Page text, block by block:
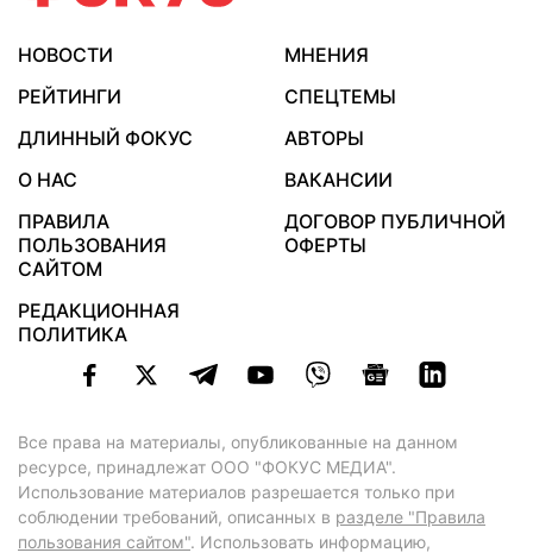
НОВОСТИ
МНЕНИЯ
РЕЙТИНГИ
СПЕЦТЕМЫ
ДЛИННЫЙ ФОКУС
АВТОРЫ
О НАС
ВАКАНСИИ
ПРАВИЛА
ПОЛЬЗОВАНИЯ
САЙТОМ
ДОГОВОР ПУБЛИЧНОЙ
ОФЕРТЫ
РЕДАКЦИОННАЯ
ПОЛИТИКА
Все права на материалы, опубликованные на данном
ресурсе, принадлежат ООО "ФОКУС МЕДИА".
Использование материалов разрешается только при
соблюдении требований, описанных в разделе "Правила
пользования сайтом". Использовать информацию,